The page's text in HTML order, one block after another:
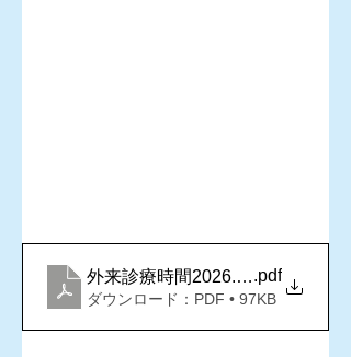
外来診療時間2026.8月.pdf
ダウンロード：PDF • 97KB